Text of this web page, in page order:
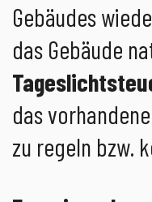
Gebäudes
das Gebäude
das
zu regeln bzw.